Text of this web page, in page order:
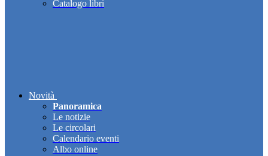
Catalogo libri
Novità
Panoramica
Le notizie
Le circolari
Calendario eventi
Albo online